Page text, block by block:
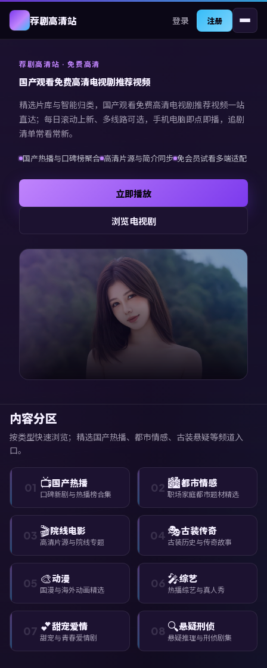
荐剧高清站 登录 注册
荐剧高清站 · 免费高清
国产观看免费高清电视剧推荐视频
精选片库与智能归类， 国产观看免费高清电视剧推荐视频一站
直达；每日滚动上新、多线路可选，手机电脑即点即播，追剧
清单常看常新。
国产热播与口碑榜聚合 高清片源与简介同步 免会员试看多端适配
立即播放
浏览电视剧
内容分区
按类型快速浏览；精选国产热播、都市情感、古装悬疑等频道入
口。
01 📺国产热播
口碑新剧与热播榜合集 02 🏙️都市情感
职场家庭都市题材精选
03 🎬院线电影
高清片源与院线专题 04 🎭古装传奇
古装历史与传奇故事
05 🎨动漫
国漫与海外动画精选 06 🎤综艺
热播综艺与真人秀
07 💕甜宠爱情
甜宠与青春爱情剧 08 🔍悬疑刑侦
悬疑推理与刑侦剧集